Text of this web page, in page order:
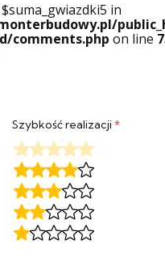
in
comments.php on line
Szybkość realizacji*